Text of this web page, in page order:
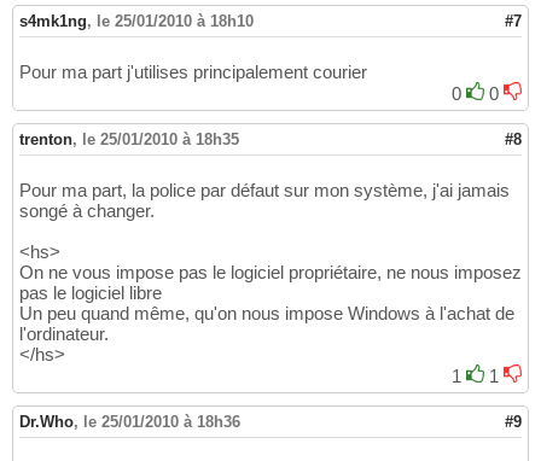
s4mk1ng, le 25/01/2010 à 18h10 #7
Pour ma part j'utilises principalement courier
0
0
trenton, le 25/01/2010 à 18h35 #8
Pour ma part, la police par défaut sur mon système, j'ai jamais
songé à changer.
<hs>
On ne vous impose pas le logiciel propriétaire, ne nous imposez
pas le logiciel libre
Un peu quand même, qu'on nous impose Windows à l'achat de
l'ordinateur.
</hs>
1
1
Dr.Who, le 25/01/2010 à 18h36 #9